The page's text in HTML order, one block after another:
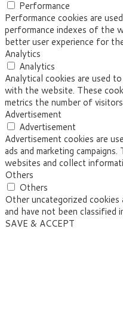
Performance
Performance cookies are
performance indexes of the
better user experience for
Analytics
Analytics
Analytical cookies are used
with the website. These
metrics the number of
Advertisement
Advertisement
Advertisement cookies are
ads and marketing
websites and collect
Others
Others
Other uncategorized
and have not been classified
SAVE & ACCEPT